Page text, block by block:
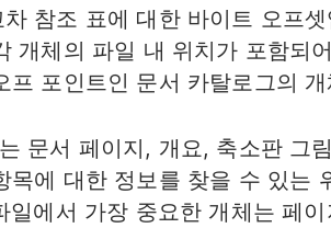
참조 표에 대한 바이트 오프
개체의 파일 내 위치가 포함되
프 포인트인 문서 카탈로그의
문서 페이지, 개요, 축소판 그
목에 대한 정보를 찾을 수 있는
일에서 가장 중요한 개체는 페